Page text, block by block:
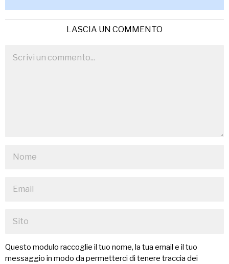
LASCIA UN COMMENTO
Questo modulo raccoglie il tuo nome, la tua email e il tuo
messaggio in modo da permetterci di tenere traccia dei